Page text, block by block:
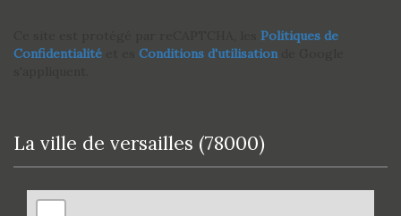
Politiques de
Confidentialité
Conditions d'utilisation
la ville de versailles (78000)